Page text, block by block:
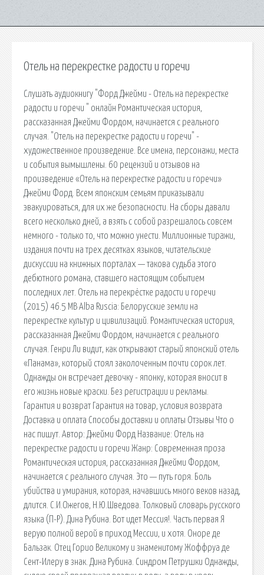
Отель на перекрестке радости и горечи
Слушать аудиокнигу "Форд Джейми - Отель на перекрестке
радости и горечи " онлайн Романтическая история,
рассказанная Джейми Фордом, начинается с реального
случая. "Отель на перекрестке радости и горечи" -
художественное произведение. Все имена, персонажи, места
и события вымышлены. 60 рецензий и отзывов на
произведение «Отель на перекрестке радости и горечи»
Джейми Форд. Всем японским семьям приказывали
эвакуироваться, для их же безопасности. На сборы давали
всего несколько дней, а взять с собой разрешалось совсем
немного - только то, что можно унести. Миллионные тиражи,
издания почти на трех десятках языков, читательские
дискуссии на книжных порталах — такова судьба этого
дебютного романа, ставшего настоящим событием
последних лет. Отель на перекрёстке радости и горечи
(2015) 46.5 MB Alba Ruscia: Белорусские земли на
перекрестке культур и цивилизаций. Романтическая история,
рассказанная Джейми Фордом, начинается с реального
случая. Генри Ли видит, как открывают старый японский отель
«Панама», который стоял заколоченным почти сорок лет.
Однажды он встречает девочку - японку, которая вносит в
его жизнь новые краски. Без регистрации и рекламы.
Гарантия и возврат Гарантия на товар, условия возврата
Доставка и оплата Способы доставки и оплаты Отзывы Что о
нас пишут. Автор: Джейми Форд Название: Отель на
перекрестке радости и горечи Жанр: Современная проза
Романтическая история, рассказанная Джейми Фордом,
начинается с реального случая. Это — путь горя. Боль
убийства и умирания, которая, начавшись много веков назад,
длится. С.И.Ожегов, Н.Ю.Шведова. Толковый словарь русского
языка (П-Р). Дина Рубина. Вот идет Мессия!. Часть первая Я
верую полной верой в приход Мессии, и хотя. Оноре де
Бальзак. Отец Горио Великому и знаменитому Жоффруа де
Сент-Илеру в знак. Дина Рубина. Синдром Петрушки Однажды,